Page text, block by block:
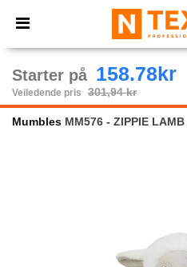
× Ntextil-app
Bedre priser i appen!
Starter på 158.78kr
Veiledende pris 301,94 kr
Mumbles MM576 - ZIPPIE LAMB